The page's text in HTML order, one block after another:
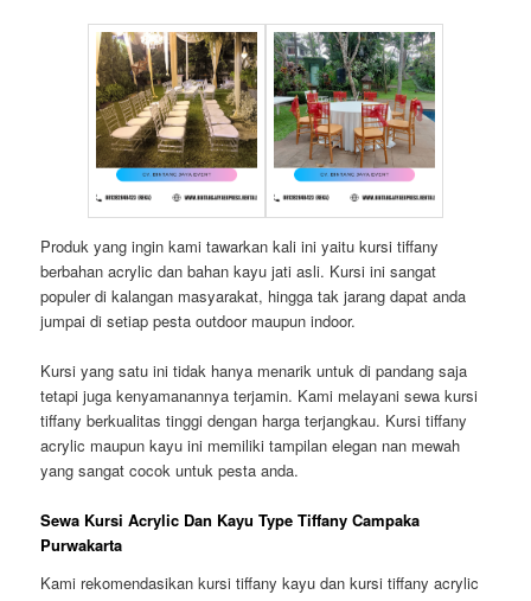
Produk yang ingin kami tawarkan kali ini yaitu kursi tiffany
berbahan acrylic dan bahan kayu jati asli. Kursi ini sangat
populer di kalangan masyarakat, hingga tak jarang dapat anda
jumpai di setiap pesta outdoor maupun indoor.
Kursi yang satu ini tidak hanya menarik untuk di pandang saja
tetapi juga kenyamanannya terjamin. Kami melayani sewa kursi
tiffany berkualitas tinggi dengan harga terjangkau. Kursi tiffany
acrylic maupun kayu ini memiliki tampilan elegan nan mewah
yang sangat cocok untuk pesta anda.
Sewa Kursi Acrylic Dan Kayu Type Tiffany Campaka
Purwakarta
Kami rekomendasikan kursi tiffany kayu dan kursi tiffany acrylic